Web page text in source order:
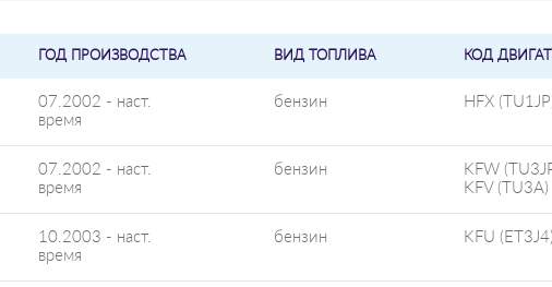
ГОД ПРОИЗВОДСТВА ВИД ТОПЛИВА КОД
07.2002 - наст.
время
бензин HFX
07.2002 - наст.
время
бензин
KFW
KFV (TU3A)
10.2003 - наст.
время
бензин KFU (ET3J4)